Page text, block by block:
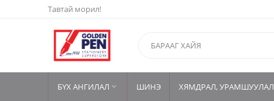
Тавтай морил!
БҮХ АНГИЛАЛ  ШИНЭ ХЯМДРАЛ, УРАМШУУЛАЛ